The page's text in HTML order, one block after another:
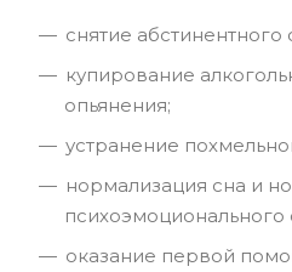
снятие
купирование
опьянения;
устранение
нормализация сна и
психоэмоционального
оказание первой